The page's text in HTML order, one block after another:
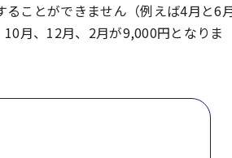
ことができません（例えば4月と6
月、12月、2月が9,000円となりま